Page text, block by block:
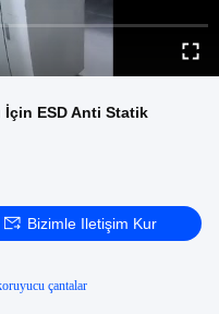
ESD Anti Statik
Bizimle Iletişim Kur
çantalar